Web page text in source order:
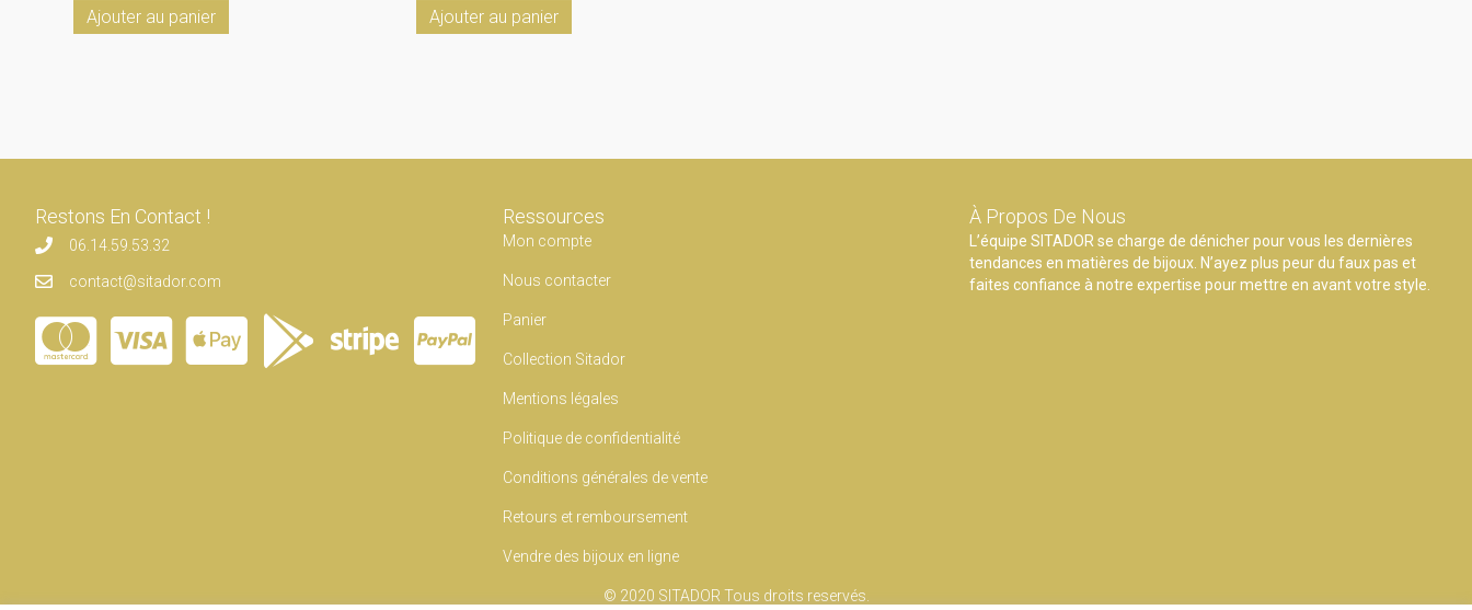
Ajouter au panier Ajouter au panier
Restons En Contact !
06.14.59.53.32
contact@sitador.com
Ressources
Mon compte
Nous contacter
Panier
Collection Sitador
Mentions légales
Politique de confidentialité
Conditions générales de vente
Retours et remboursement
Vendre des bijoux en ligne
À Propos De Nous
L’équipe SITADOR se charge de dénicher pour vous les dernières
tendances en matières de bijoux. N’ayez plus peur du faux pas et
faites confiance à notre expertise pour mettre en avant votre style.
© 2020 SITADOR Tous droits reservés.